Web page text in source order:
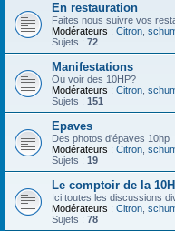
En restauration
Faites nous suivre vos
Modérateurs : Citron
Sujets : 72
Manifestations
Où voir des 10HP?
Modérateurs : Citron
Sujets : 151
Epaves
Des photos d'épaves 10hp
Modérateurs : Citron
Sujets : 19
Le comptoir de la
Ici toutes les discussions
Modérateurs : Citron
Sujets : 78